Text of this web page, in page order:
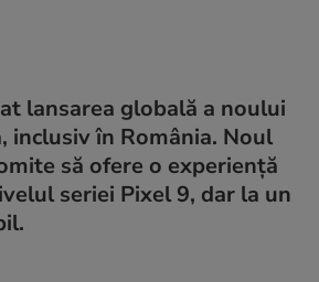
lansarea globală a noului
inclusiv în România. Noul
să ofere o experiență
seriei Pixel 9, dar la un